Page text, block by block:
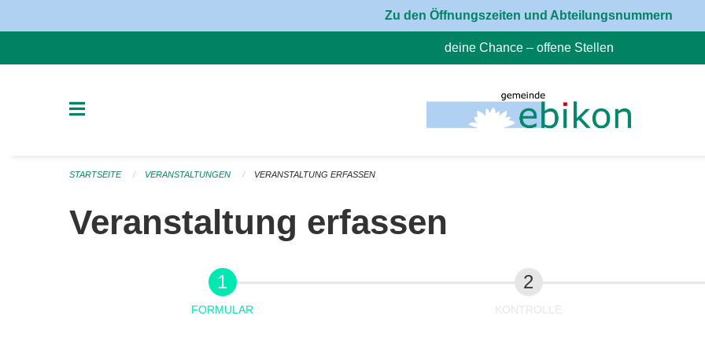
Zu den Öffnungszeiten und Abteilungsnummern
deine Chance – offene Stellen
STARTSEITE VERANSTALTUNGEN VERANSTALTUNG ERFASSEN
Veranstaltung erfassen
FORMULAR KONTROLLE